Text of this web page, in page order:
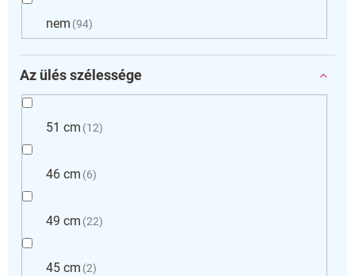
nem 94
Az ülés szélessége
51 cm 12
46 cm 6
49 cm 22
45 cm 2